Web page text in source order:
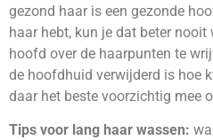
gezond haar is een gezonde
haar hebt, kun je dat beter
hoofd over de haarpunten te
de hoofdhuid verwijderd is hoe
daar het beste voorzichtig mee
Tips voor lang haar wassen: